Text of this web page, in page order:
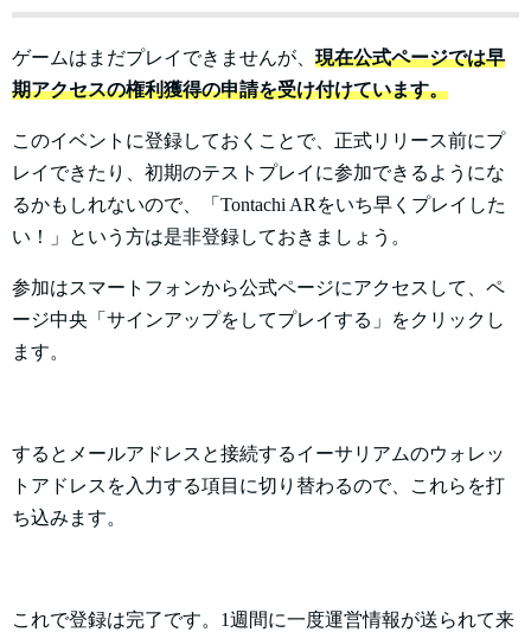
ゲームはまだプレイできませんが、 現在公式ページでは早
期アクセスの権利獲得の申請を受け付けています。
このイベントに登録しておくことで、正式リリース前にプ
レイできたり、初期のテストプレイに参加できるようにな
るかもしれないので、「Tontachi ARをいち早くプレイした
い！」という方は是非登録しておきましょう。
参加はスマートフォンから公式ページにアクセスして、ペ
ージ中央「サインアップをしてプレイする」をクリックし
ます。
するとメールアドレスと接続するイーサリアムのウォレッ
トアドレスを入力する項目に切り替わるので、これらを打
ち込みます。
これで登録は完了です。1週間に一度運営情報が送られて来